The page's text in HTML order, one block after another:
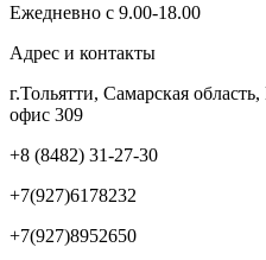
Ежедневно с 9.00-18.00
Адрес и контакты
г.Тольятти, Самарская
офис 309
+8 (8482) 31-27-30
+7(927)6178232
+7(927)8952650